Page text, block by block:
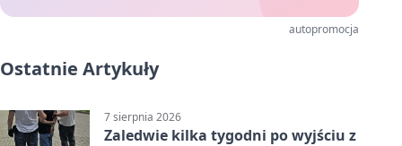
autopromocja
Ostatnie Artykuły
7 sierpnia 2026
Zaledwie kilka tygodni po wyjściu z